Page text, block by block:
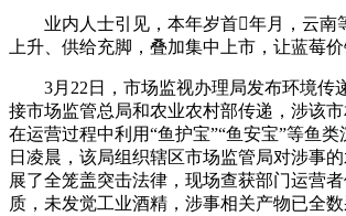
业内人士引见，本年岁首年月，云南
上升、供给充脚，叠加集中上市，让蓝莓价
3月22日，市场监视办理局发布环境传
接市场监管总局和农业农村部传递，涉该
在运营过程中利用“鱼护宝”“鱼安宝”等鱼类
日凌晨，该局组织辖区市场监管局对涉事
展了全笼盖突击法律，现场查获部门运营
质，未发觉工业酒精，涉事相关产物已全